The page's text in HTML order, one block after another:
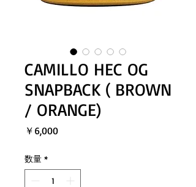
CAMILLO HEC OG
SNAPBACK ( BROWN
/ ORANGE)
￥6,000価
数量 *